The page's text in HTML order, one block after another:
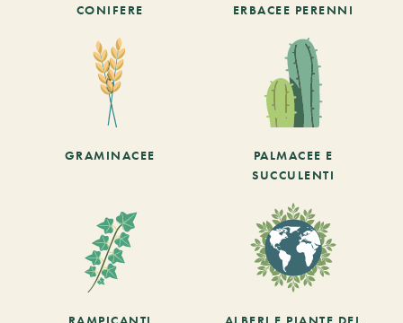
CONIFERE ERBACEE PERENNI
GRAMINACEE
PALMACEE E
SUCCULENTI